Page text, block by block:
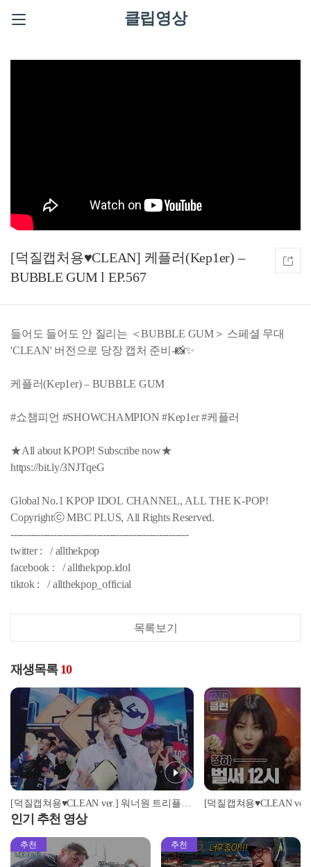
클립영상
[덕질캡처용♥CLEAN] 케플러(Kep1er) –
BUBBLE GUM l EP.567
들어도 들어도 안 질리는 ＜BUBBLE GUM＞ 스페셜 무대
'CLEAN' 버전으로 당장 캡처 준비-📸✨
케플러(Kep1er) – BUBBLE GUM
#쇼챔피언 #SHOWCHAMPION #Kep1er #케플러
★All about KPOP! Subscribe now★
https://bit.ly/3NJTqeG
Global No.1 KPOP IDOL CHANNEL, ALL THE K-POP!
Copyrightⓒ MBC PLUS, All Rights Reserved.
------------------------------------------------------
twitter : / allthekpop
facebook : / allthekpop.idol
tiktok : / allthekpop_official
목록보기
재생목록 10
[덕질캡쳐용♥CLEAN ver.] 워너원 트리플포지션 - 캥거루 (Wanna One - Kangaroo)
인기 추천 영상
추천 추천